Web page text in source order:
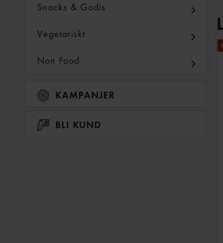
Snacks & Godis
Vegetariskt
Non Food
KAMPANJER
BLI KUND